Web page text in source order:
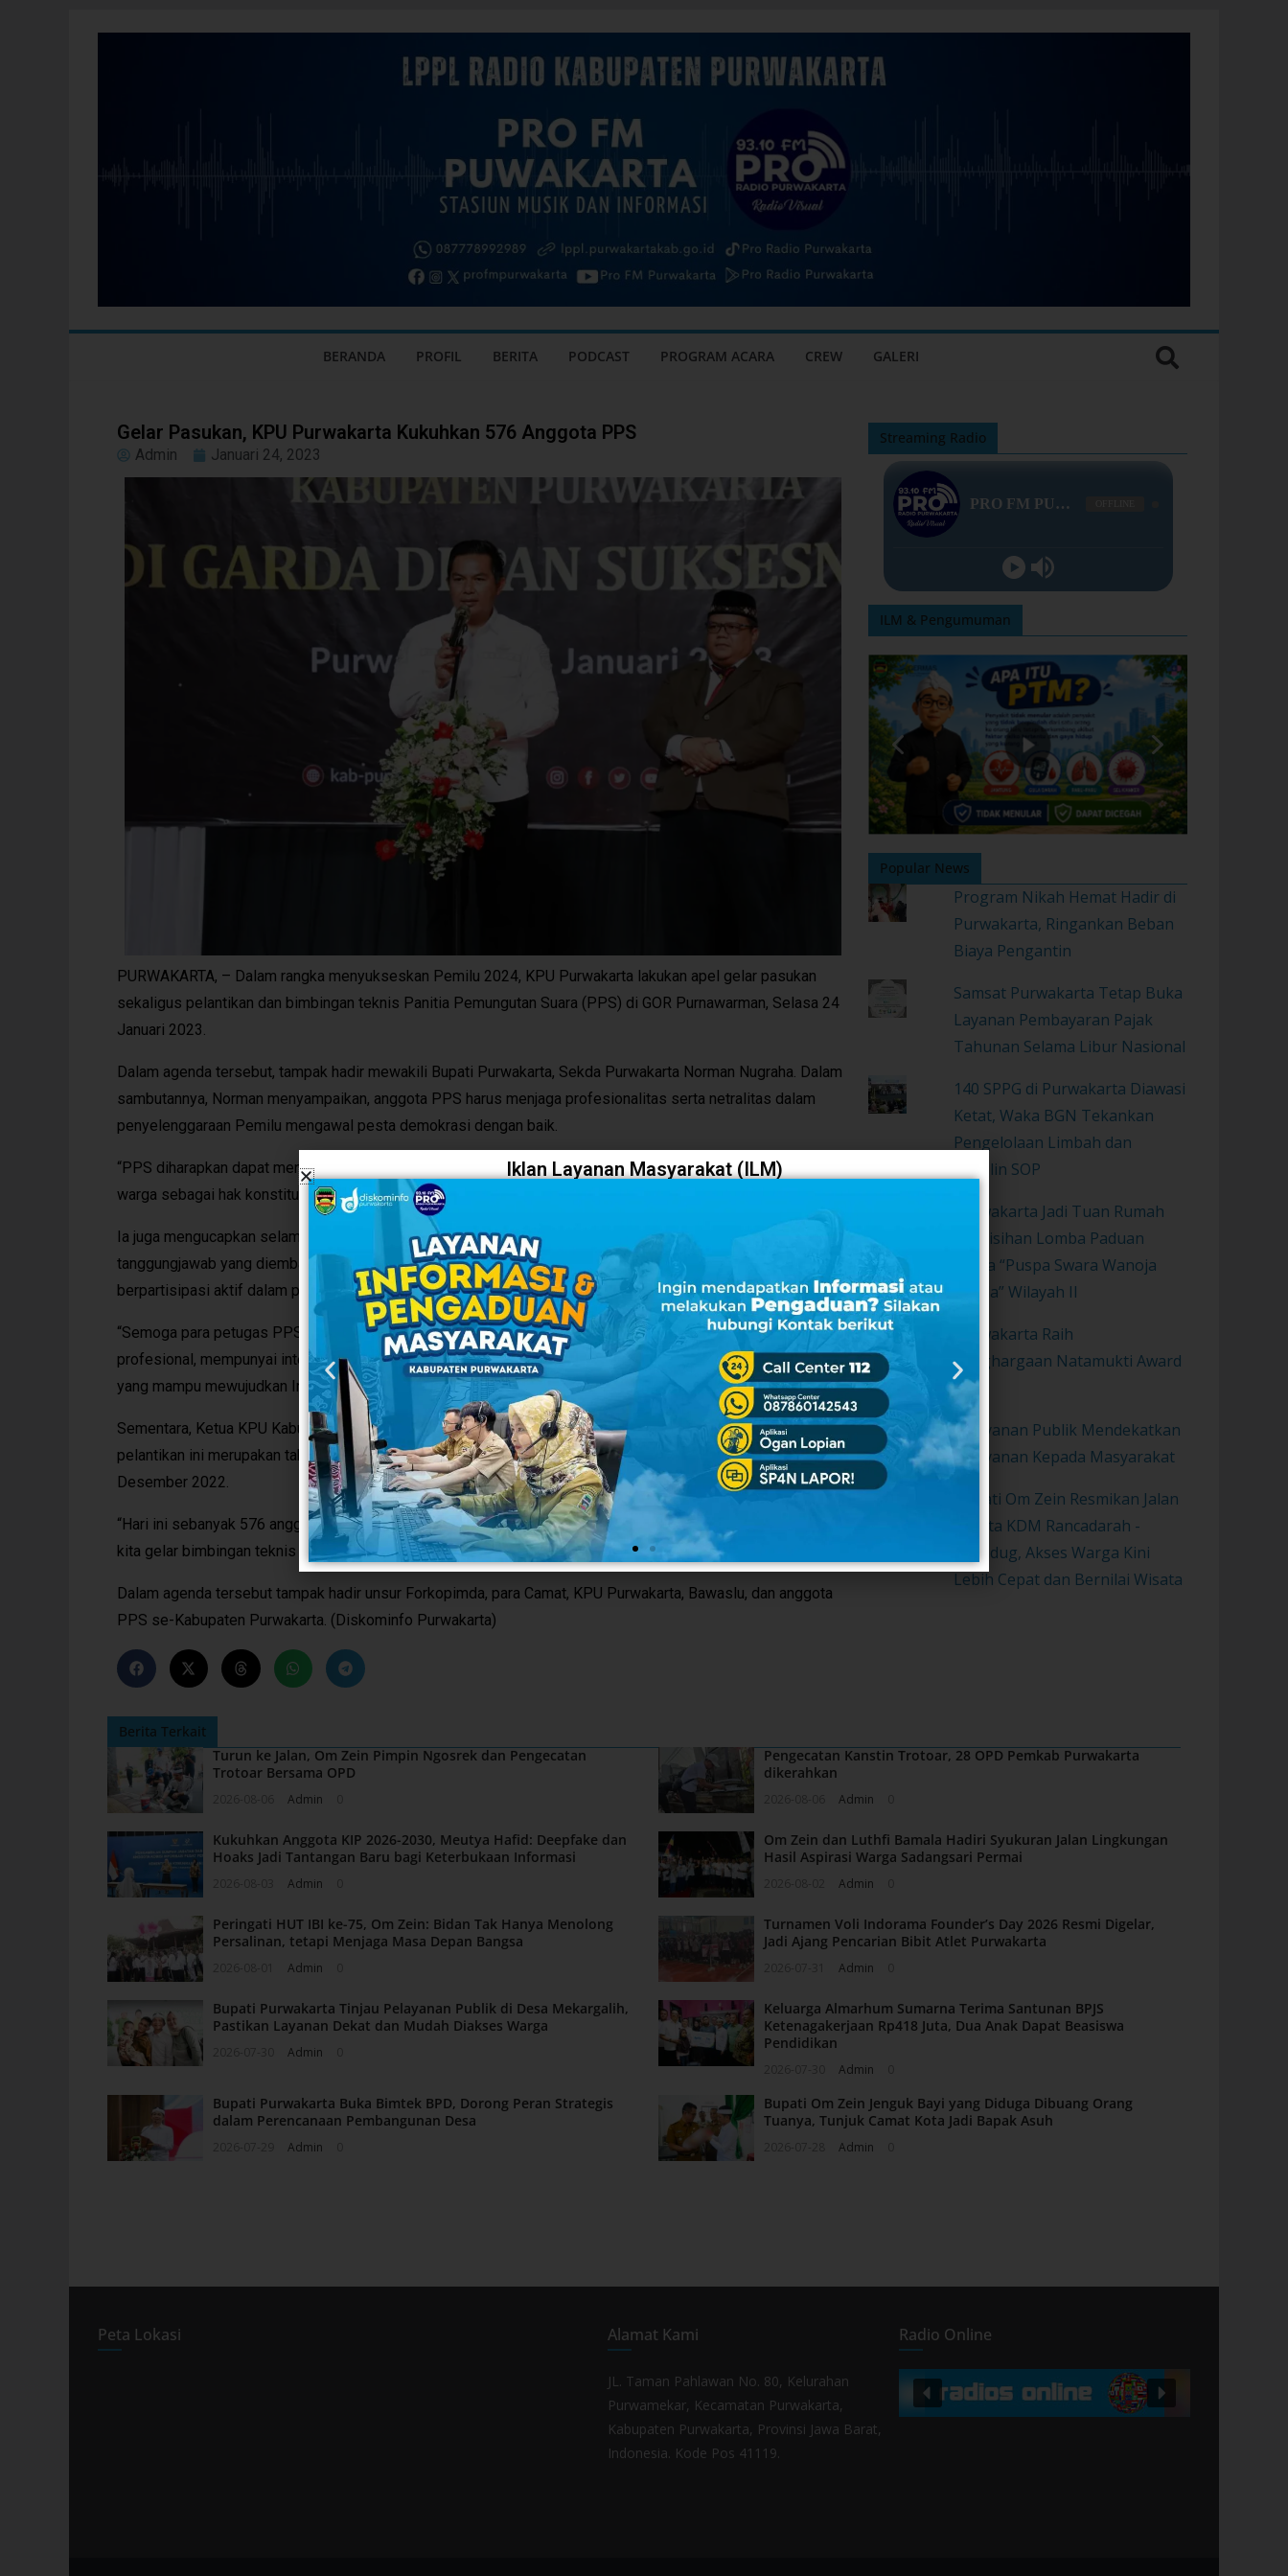
BERANDA PROFIL BERITA PODCAST PROGRAM ACARA CREW GALERI
Gelar Pasukan, KPU Purwakarta Kukuhkan 576 Anggota PPS
Admin Januari 24, 2023
PURWAKARTA, – Dalam rangka menyukseskan Pemilu 2024, KPU Purwakarta lakukan apel gelar pasukan
sekaligus pelantikan dan bimbingan teknis Panitia Pemungutan Suara (PPS) di GOR Purnawarman, Selasa 24
Januari 2023.
Dalam agenda tersebut, tampak hadir mewakili Bupati Purwakarta, Sekda Purwakarta Norman Nugraha. Dalam
sambutannya, Norman menyampaikan, anggota PPS harus menjaga profesionalitas serta netralitas dalam
penyelenggaraan Pemilu mengawal pesta demokrasi dengan baik.
“PPS diharapkan dapat mendorong masyarakat untuk menggunakan hak pilihnya sekaligus menjamin hak
warga sebagai hak konstitusional yang tidak bisa diintervensi oleh pihak manapun,” kata Norman.
Ia juga mengucapkan selamat bertugas kepada anggota PPS dan dapat melaksanakan tugas serta
tanggungjawab yang diemban merupakan suatu kehormatan dan kesempatan untuk mengabdi dan
berpartisipasi aktif dalam pelaksanaan pesta demokrasi di Kabupaten Purwakarta.
“Semoga para petugas PPS Pemilu 2024 Se-Kabupaten Purwakarta dapat menjalankan tugasnya secara
profesional, mempunyai integritas, berkepribadian yang kuat, jujur, adil dan netral, untuk memilih pemimpin
yang mampu mewujudkan Indonesia yang lebih makmur dan sejahtera,” ujar Norman.
Sementara, Ketua KPU Kabupaten Purwakarta Ahmad Ikhsan Fathurrahman dalam keterangannya mengatakan,
pelantikan ini merupakan tahap akhir dari seleksi PPS Pemilu 2024 yang telah diselenggarakan sejak
Desember 2022.
“Hari ini sebanyak 576 anggota PPS Desa dan Kelurahan se-Kabupaten Purwakarata dikukuhkan, sekaligus
kita gelar bimbingan teknis juga untuk para anggota PPS tersebut,” kata Ikhsan.
Dalam agenda tersebut tampak hadir unsur Forkopimda, para Camat, KPU Purwakarta, Bawaslu, dan anggota
PPS se-Kabupaten Purwakarta. (Diskominfo Purwakarta)
Streaming Radio
ILM & Pengumuman
Popular News
Program Nikah Hemat Hadir di
Purwakarta, Ringankan Beban
Biaya Pengantin
Samsat Purwakarta Tetap Buka
Layanan Pembayaran Pajak
Tahunan Selama Libur Nasional
140 SPPG di Purwakarta Diawasi
Ketat, Waka BGN Tekankan
Pengelolaan Limbah dan
Disiplin SOP
Purwakarta Jadi Tuan Rumah
Penyisihan Lomba Paduan
Suara “Puspa Swara Wanoja
Sunda” Wilayah II
Purwakarta Raih
Penghargaan Natamukti Award
2021
Pelayanan Publik Mendekatkan
Pelayanan Kepada Masyarakat
Bupati Om Zein Resmikan Jalan
Wisata KDM Rancadarah -
Gurudug, Akses Warga Kini
Lebih Cepat dan Bernilai Wisata
Berita Terkait
Turun ke Jalan, Om Zein Pimpin Ngosrek dan Pengecatan
Trotoar Bersama OPD
Admin
Pengecatan Kanstin Trotoar, 28 OPD Pemkab Purwakarta
dikerahkan
Admin
Kukuhkan Anggota KIP 2026-2030, Meutya Hafid: Deepfake dan
Hoaks Jadi Tantangan Baru bagi Keterbukaan Informasi
Admin
Om Zein dan Luthfi Bamala Hadiri Syukuran Jalan Lingkungan
Hasil Aspirasi Warga Sadangsari Permai
Admin
Peringati HUT IBI ke-75, Om Zein: Bidan Tak Hanya Menolong
Persalinan, tetapi Menjaga Masa Depan Bangsa
Admin
Turnamen Voli Indorama Founder’s Day 2026 Resmi Digelar,
Jadi Ajang Pencarian Bibit Atlet Purwakarta
Admin
Bupati Purwakarta Tinjau Pelayanan Publik di Desa Mekargalih,
Pastikan Layanan Dekat dan Mudah Diakses Warga
Admin
Keluarga Almarhum Sumarna Terima Santunan BPJS
Ketenagakerjaan Rp418 Juta, Dua Anak Dapat Beasiswa
Pendidikan
Admin
Bupati Purwakarta Buka Bimtek BPD, Dorong Peran Strategis
dalam Perencanaan Pembangunan Desa
Admin
Bupati Om Zein Jenguk Bayi yang Diduga Dibuang Orang
Tuanya, Tunjuk Camat Kota Jadi Bapak Asuh
Admin
Peta Lokasi Alamat Kami
JL. Taman Pahlawan No. 80, Kelurahan
Purwamekar, Kecamatan Purwakarta,
Kabupaten Purwakarta, Provinsi Jawa Barat,
Indonesia. Kode Pos 41119.
Radio Online
Iklan Layanan Masyarakat (ILM)